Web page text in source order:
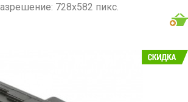
728x582 пикс.